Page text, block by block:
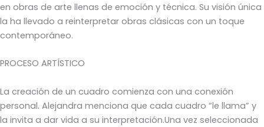
en obras de arte llenas de emoción y técnica. Su visión única
la ha llevado a reinterpretar obras clásicas con un toque
contemporáneo.
PROCESO ARTÍSTICO
La creación de un cuadro comienza con una conexión
personal. Alejandra menciona que cada cuadro “le llama” y
la invita a dar vida a su interpretación.Una vez seleccionada